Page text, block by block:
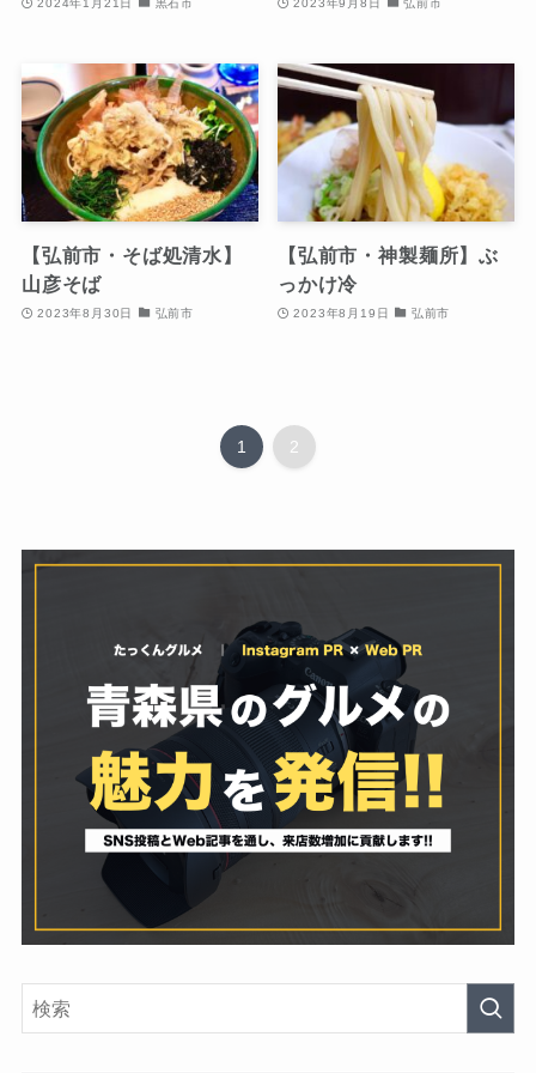
【弘前市・そば処清水】
山彦そば
2023年8月30日 弘前市
【弘前市・神製麺所】ぶ
っかけ冷
2023年8月19日 弘前市
1 2